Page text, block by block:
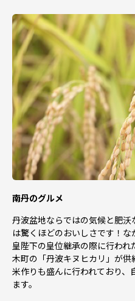
南丹のグルメ
丹波盆地ならではの気候と肥
は驚くほどのおいしさです！
皇陛下の皇位継承の際に行わ
木町の「丹波キヌヒカリ」が
米作りも盛んに行われており、
ます。